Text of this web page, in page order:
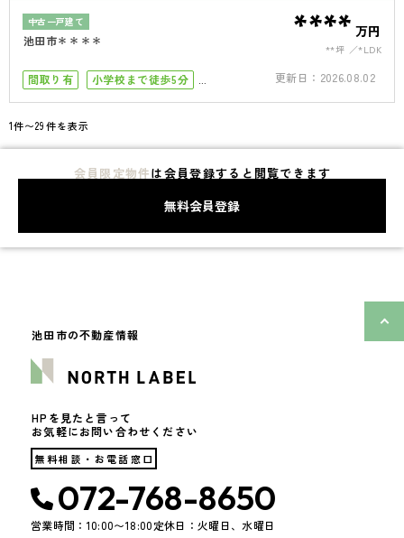
中古一戸建て
池田市＊＊＊＊ **** 万円
**坪 *LDK
間取り有
小学校まで徒歩5分
更新日： 2026.08.02
1件〜29件を表示
会員限定物件は会員登録すると閲覧できます
無料会員登録
池田市の不動産情報
HPを見たと言って
お気軽にお問い合わせください
無料相談・お電話窓口
072-768-8650
営業時間：10:00〜18:00定休日：火曜日、水曜日